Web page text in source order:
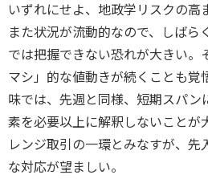
いずれにせよ、地政学リスクの高
また状況が流動的なので、しばら
では把握できない恐れが大きい。
マシ」的な値動きが続くことも覚
味では、先週と同様、短期スパン
素を必要以上に解釈しないことが
レンジ取引の一環とみなすが、先
な対応が望ましい。